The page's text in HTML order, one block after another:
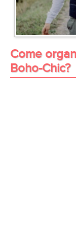
Come
Boho-Chic?